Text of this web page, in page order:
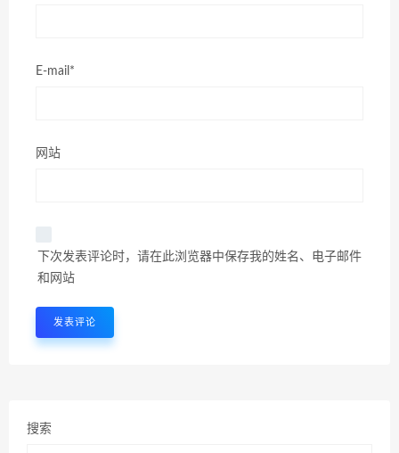
E-mail*
网站
下次发表评论时，请在此浏览器中保存我的姓名、电子邮件
和网站
搜索